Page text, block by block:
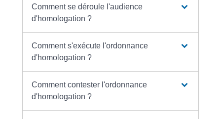
Comment se déroule l'audience
d'homologation ?
Comment s'exécute l'ordonnance
d'homologation ?
Comment contester l'ordonnance
d'homologation ?